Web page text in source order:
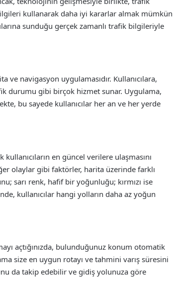
kullanarak daha iyi kararlar almak mümkün
sunduğu gerçek zamanlı trafik bilgileriyle
ve navigasyon uygulamasıdır. Kullanıcılara,
durumu gibi birçok hizmet sunar. Uygulama,
bu sayede kullanıcılar her an ve her yerde
en güncel verilere ulaşmasını
olaylar gibi faktörler, harita üzerinde farklı
sarı renk, hafif bir yoğunluğu; kırmızı ise
kullanıcılar hangi yolların daha az yoğun
açtığınızda, bulunduğunuz konum otomatik
size en uygun rotayı ve tahmini varış süresini
da takip edebilir ve gidiş yolunuza göre